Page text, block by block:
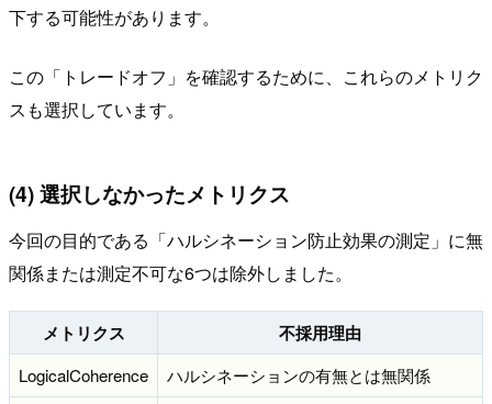
下する可能性があります。
この「トレードオフ」を確認するために、これらのメトリク
スも選択しています。
(4) 選択しなかったメトリクス
今回の目的である「ハルシネーション防止効果の測定」に無
関係または測定不可な6つは除外しました。
メトリクス 不採用理由
LogicalCoherence ハルシネーションの有無とは無関係